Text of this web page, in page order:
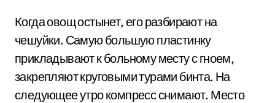
Когда овощ остынет, его разбирают на
чешуйки. Самую большую пластинку
прикладывают к больному месту с гноем,
закрепляют круговыми турами бинта. На
следующее утро компресс снимают. Место